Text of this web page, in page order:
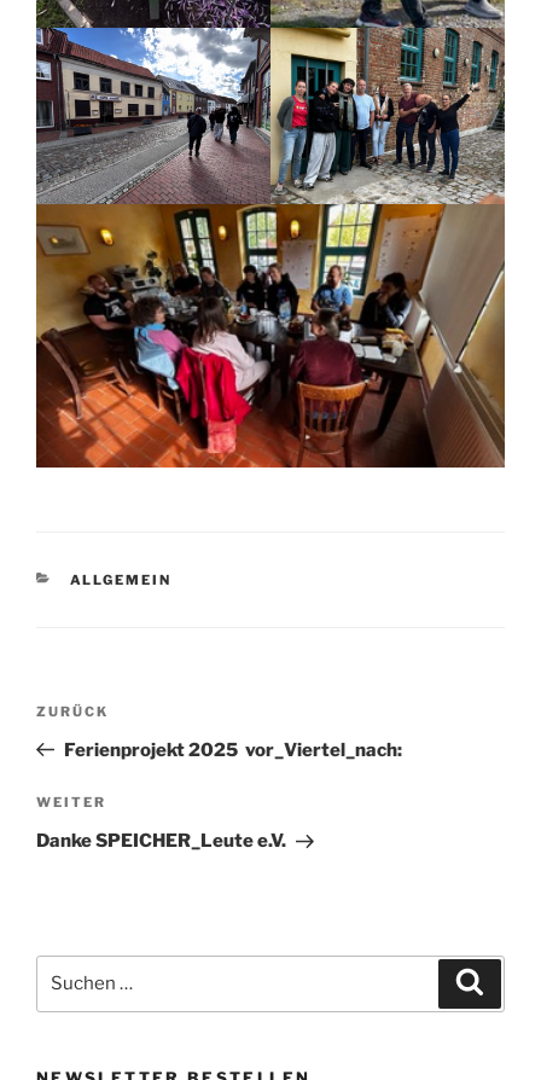
KATEGORIEN
ALLGEMEIN
Beitragsnavigation
Vorheriger
Beitrag
ZURÜCK
Ferienprojekt 2025 vor_Viertel_nach:
Nächster
Beitrag
WEITER
Danke SPEICHER_Leute e.V.
nach: